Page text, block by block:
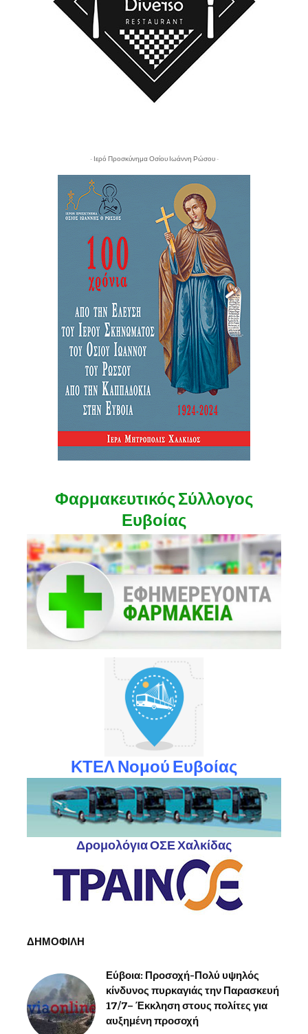
- Ιερό Προσκύνημα Οσίου Ιωάννη Ρώσου -
Φαρμακευτικός Σύλλογος
Ευβοίας
ΚΤΕΛ Νομού Ευβοίας
Δρομολόγια ΟΣΕ Χαλκίδας
ΔΗΜΟΦΙΛΗ
Εύβοια: Προσοχή-Πολύ υψηλός
κίνδυνος πυρκαγιάς την Παρασκευή
17/7– Έκκληση στους πολίτες για
αυξημένη προσοχή